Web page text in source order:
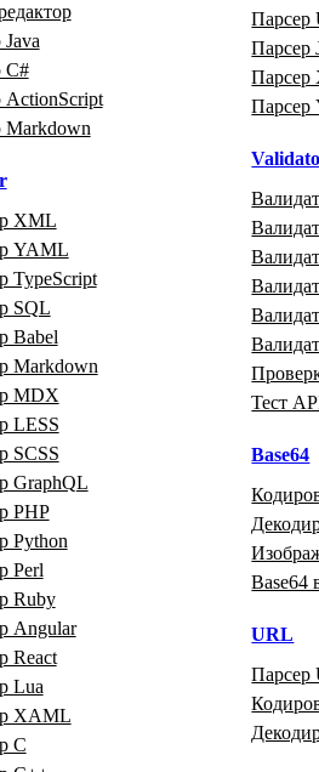
Java
C#
ActionScript
Markdown
XML
YAML
TypeScript
SQL
Babel
Markdown
MDX
LESS
SCSS
GraphQL
PHP
Python
Perl
Ruby
Angular
React
Lua
XAML
C
Парсер
Парсер
Парсер
Парсер
Тест
Base64
Base64
URL
Парсер